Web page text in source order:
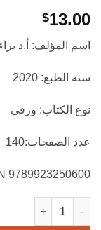
$13.00
اسم المؤلف: أ.د
سنة الطبع: 2020
نوع الكتاب: ورقي
عدد الصفحات:140
9789923250600 ISBN
كمية حقا المُجنى